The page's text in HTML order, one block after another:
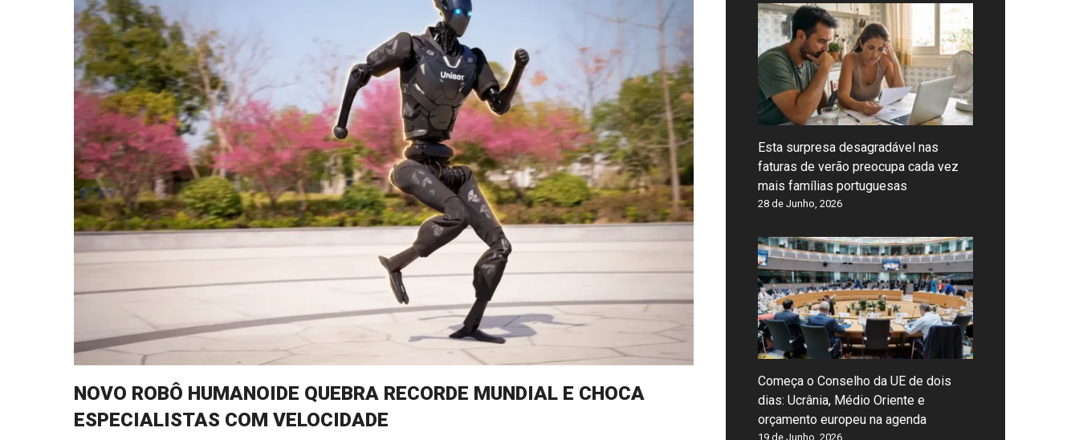
NOVO ROBÔ HUMANOIDE QUEBRA RECORDE MUNDIAL E CHOCA
ESPECIALISTAS COM VELOCIDADE
Esta surpresa desagradável nas
faturas de verão preocupa cada vez
mais famílias portuguesas
28 de Junho, 2026
Começa o Conselho da UE de dois
dias: Ucrânia, Médio Oriente e
orçamento europeu na agenda
19 de Junho, 2026